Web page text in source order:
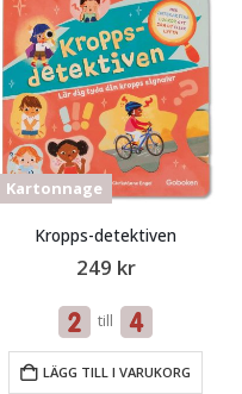
Kartonnage
Kropps-detektiven
249 kr
till
LÄGG TILL I VARUKORG